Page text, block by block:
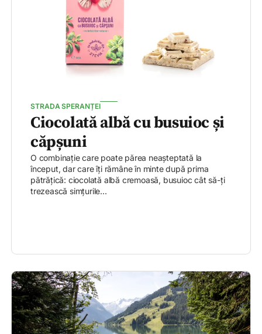
STRADA SPERANȚEI
Ciocolată albă cu busuioc și
căpșuni
O combinație care poate părea neașteptată la
început, dar care îți rămâne în minte după prima
pătrățică: ciocolată albă cremoasă, busuioc cât să-ți
trezească simțurile...